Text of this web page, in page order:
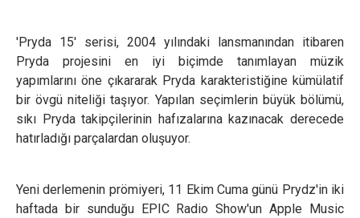
'Pryda 15' serisi, 2004 yılındaki lansmanından itibaren
Pryda projesini en iyi biçimde tanımlayan müzik
yapımlarını öne çıkararak Pryda karakteristiğine kümülatif
bir övgü niteliği taşıyor. Yapılan seçimlerin büyük bölümü,
sıkı Pryda takipçilerinin hafızalarına kazınacak derecede
hatırladığı parçalardan oluşuyor.
Yeni derlemenin prömiyeri, 11 Ekim Cuma günü Prydz'in iki
haftada bir sunduğu EPIC Radio Show'un Apple Music